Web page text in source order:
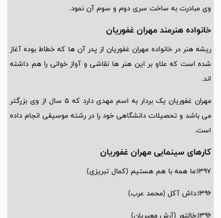
وی مبادرت به ساخت سری دوم و سوم آن نمود.
خانواده هنرمند مهران غفوریان
ریشه هنر در خانواده مهران غفوریان از پدر آن ها که خطاط بوده آغاز
شده است که علاو بر این هنر ها نقاشی و آواز خوانی را هم داشته
اند.
مهران غفوریان یک بردار به اسم مهدی دارد که 5 سال از وی بزرگتر
می باشد و تحصیلات دانشگاهی خود را در رشته موسیقی انجام داده
است.
کارهای سینمایی مهران غفوریان
1397:ما همه با هم هستیم (کمال تبریزی)
1396:داش آکل (محمد عرب)
1396:خالتور (آرش معیریان)